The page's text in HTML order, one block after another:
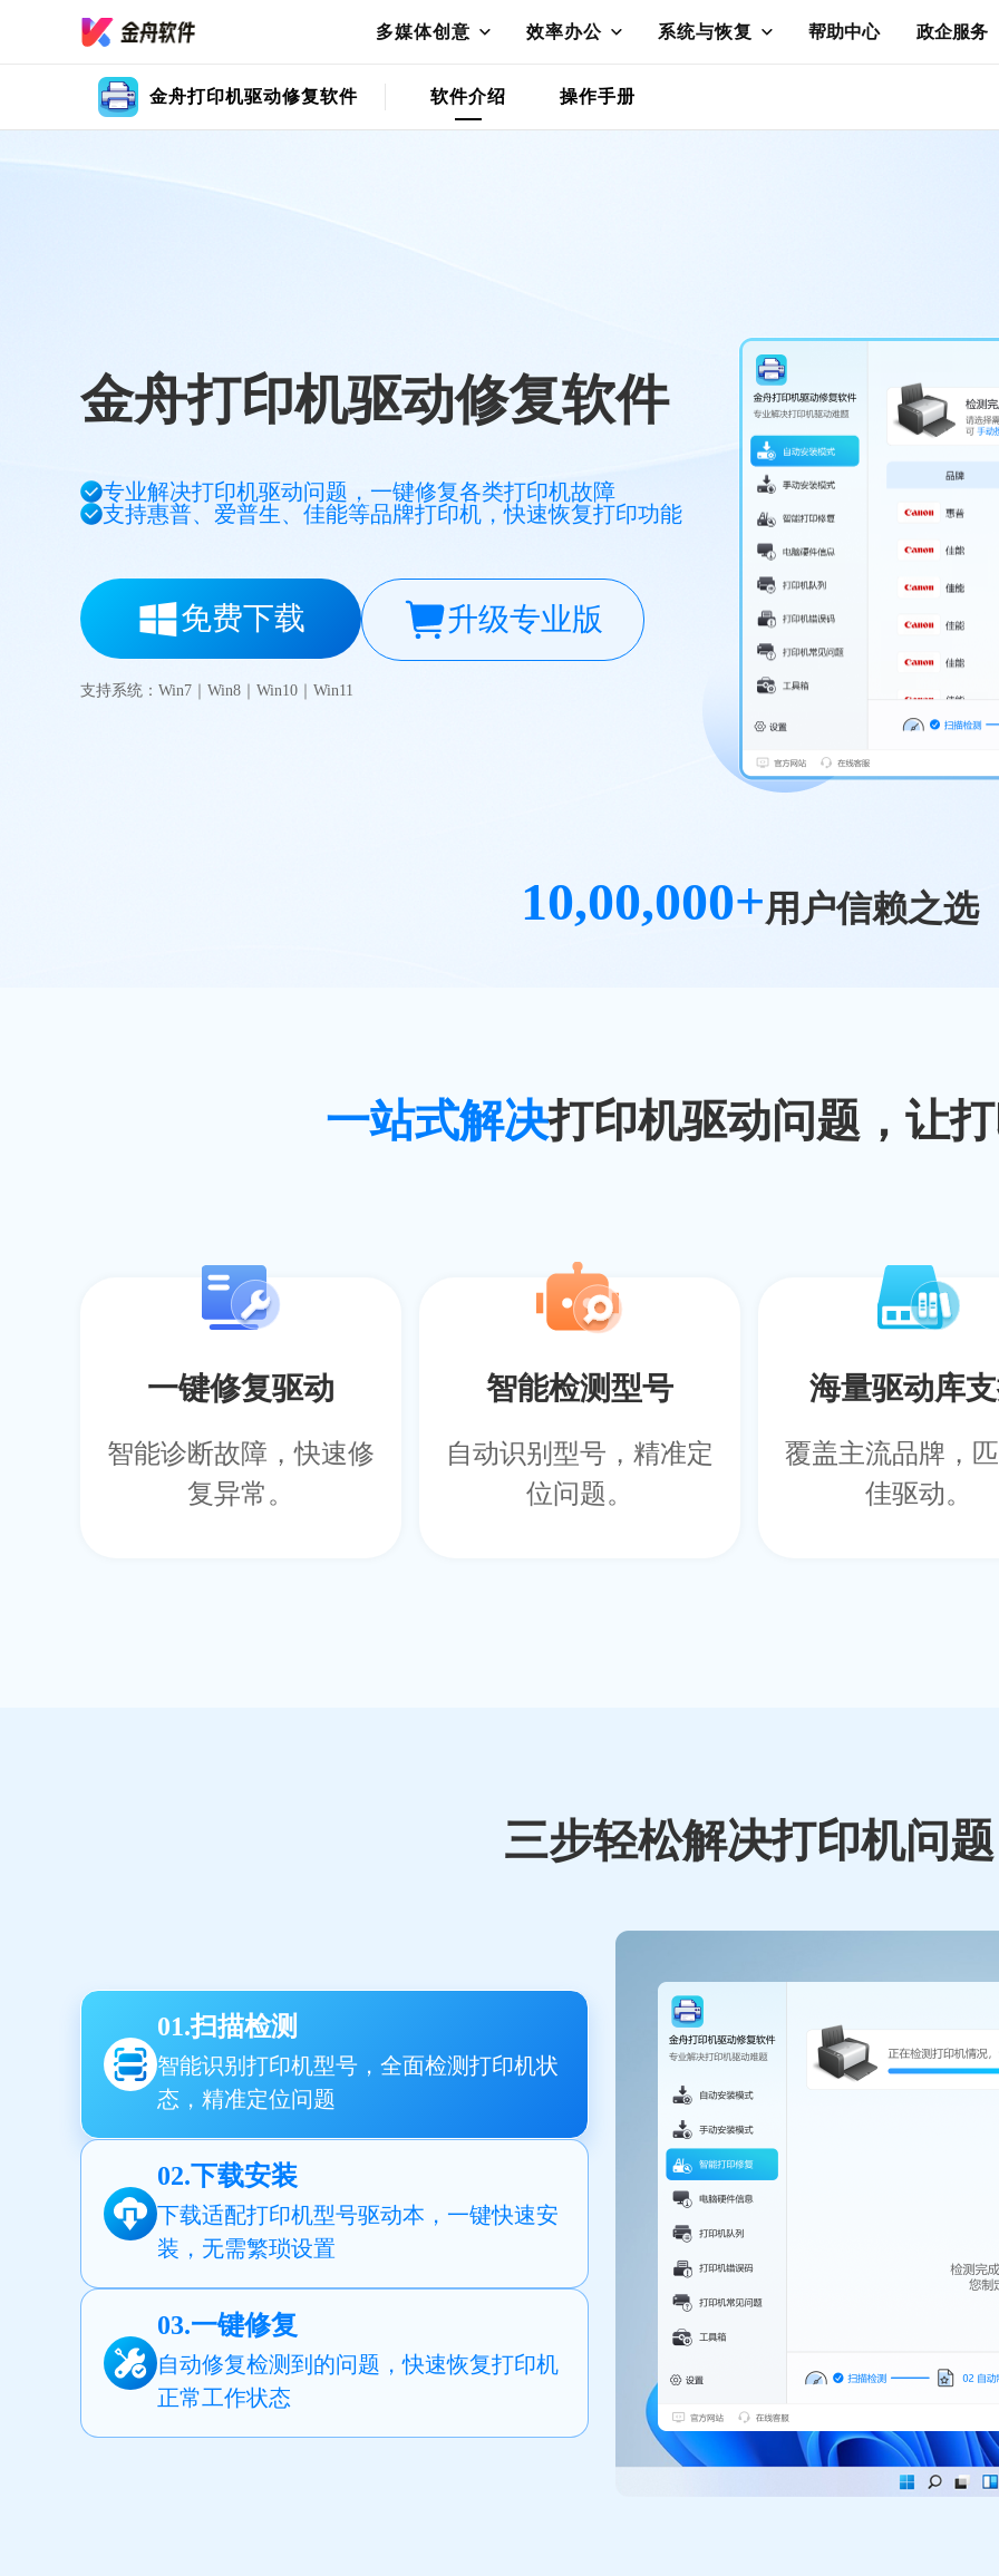
多媒体创意 效率办公 系统与恢复 帮助中心 政企服务
金舟打印机驱动修复软件 软件介绍 操作手册
金舟打印机驱动修复软件
专业解决打印机驱动问题，一键修复各类打印机故障
支持惠普、爱普生、佳能等品牌打印机，快速恢复打印功能
免费下载 升级专业版
支持系统：Win7｜Win8｜Win10｜Win11
10,00,000+用户信赖之选
一站式解决打印机驱动问题，让
一键修复驱动
智能诊断故障，快速修
复异常。
智能检测型号
自动识别型号，精准定
位问题。
海量驱动库
覆盖主流品牌，
佳驱动。
三步轻松解决打印机问题
01.扫描检测
智能识别打印机型号，全面检测打印机状
态，精准定位问题
02.下载安装
下载适配打印机型号驱动本，一键快速安
装，无需繁琐设置
03.一键修复
自动修复检测到的问题，快速恢复打印机
正常工作状态